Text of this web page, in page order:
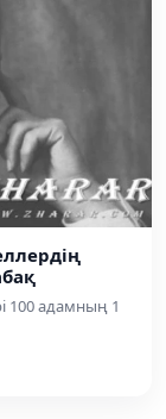
100 адамның 1